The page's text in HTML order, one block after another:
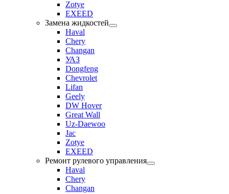
Zotye
EXEED
Замена жидкостей
Haval
Chery
Changan
УАЗ
Dongfeng
Chevrolet
Lifan
Geely
DW Hover
Great Wall
Uz-Daewoo
Jac
Zotye
EXEED
Ремонт рулевого управления
Haval
Chery
Changan